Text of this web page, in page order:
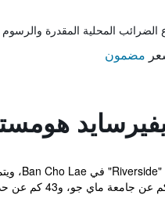
المحلية المقدرة
مضمون